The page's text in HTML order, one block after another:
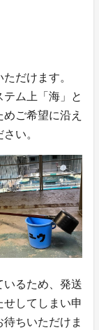
だけます。
ム上「海」と
ご希望に沿え
い。
るため、発送
せしてしまい申
ちいただけま